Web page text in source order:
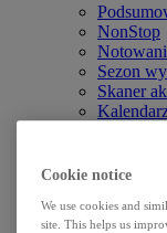
NonStop
Sezon
Skaner
Rolowania
Kontakt
Cookie notice
We use cookies and
site. This helps us